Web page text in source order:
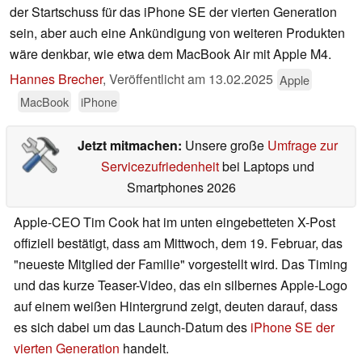
der Startschuss für das iPhone SE der vierten Generation
sein, aber auch eine Ankündigung von weiteren Produkten
wäre denkbar, wie etwa dem MacBook Air mit Apple M4.
Hannes Brecher, Veröffentlicht am 13.02.2025 Apple
MacBook
iPhone
Jetzt mitmachen: Unsere große Umfrage zur
Servicezufriedenheitbei Laptops und
Smartphones 2026
Apple-CEO Tim Cook hat im unten eingebetteten X-Post
offiziell bestätigt, dass am Mittwoch, dem 19. Februar, das
"neueste Mitglied der Familie" vorgestellt wird. Das Timing
und das kurze Teaser-Video, das ein silbernes Apple-Logo
auf einem weißen Hintergrund zeigt, deuten darauf, dass
es sich dabei um das Launch-Datum des iPhone SE der
vierten Generation handelt.